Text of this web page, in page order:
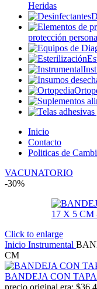
Heridas
protección
Inicio
Contacto
Politicas de
VACUNATORIO
-30%
Click to enlarge
Inicio Instrumental
CM
BANDEJA CON
precio original era: